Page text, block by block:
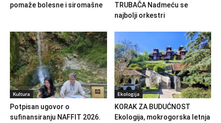
pomaže bolesne i siromašne
TRUBAČA Nadmeću se
najbolji orkestri
Kultura
Potpisan ugovor o
sufinansiranju NAFFIT 2026.
Ekologija
KORAK ZA BUDUĆNOST
Ekologija, mokrogorska letnja